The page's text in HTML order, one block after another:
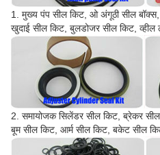
1. मुख्य पंप सील किट, ओ अंगूठी सील
खुदाई सील किट, बुलडोजर सील किट,
2. समायोजक सिलेंडर सील किट, ब्रेकर
बूम सील किट, आर्म सील किट, बकेट सील